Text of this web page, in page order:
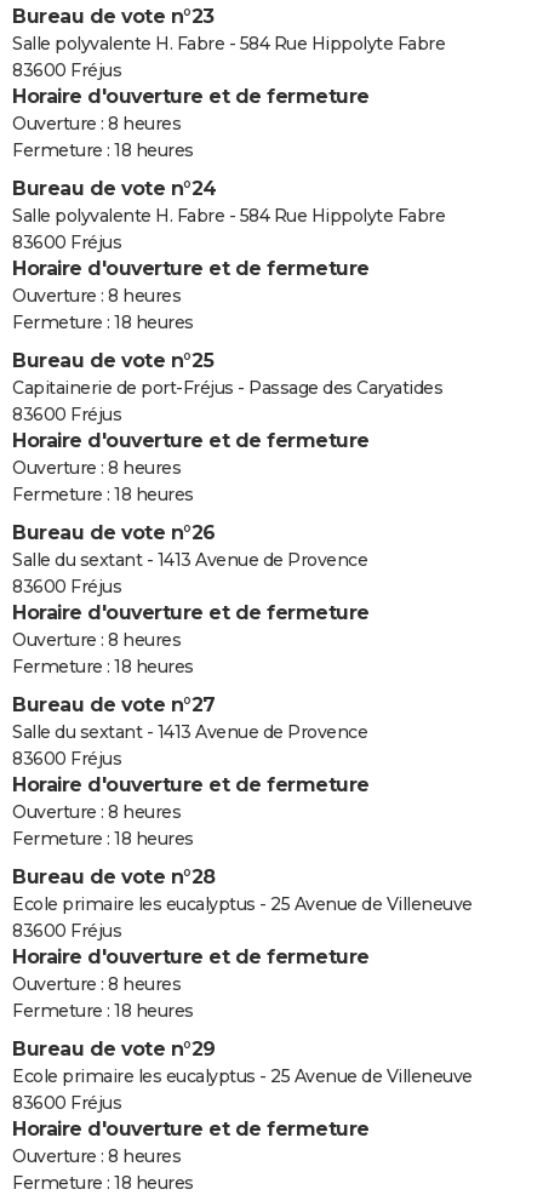
Bureau de vote n°23
Salle polyvalente H. Fabre - 584 Rue Hippolyte Fabre
83600 Fréjus
Horaire d'ouverture et de fermeture
Ouverture : 8 heures
Fermeture : 18 heures
Bureau de vote n°24
Salle polyvalente H. Fabre - 584 Rue Hippolyte Fabre
83600 Fréjus
Horaire d'ouverture et de fermeture
Ouverture : 8 heures
Fermeture : 18 heures
Bureau de vote n°25
Capitainerie de port-Fréjus - Passage des Caryatides
83600 Fréjus
Horaire d'ouverture et de fermeture
Ouverture : 8 heures
Fermeture : 18 heures
Bureau de vote n°26
Salle du sextant - 1413 Avenue de Provence
83600 Fréjus
Horaire d'ouverture et de fermeture
Ouverture : 8 heures
Fermeture : 18 heures
Bureau de vote n°27
Salle du sextant - 1413 Avenue de Provence
83600 Fréjus
Horaire d'ouverture et de fermeture
Ouverture : 8 heures
Fermeture : 18 heures
Bureau de vote n°28
Ecole primaire les eucalyptus - 25 Avenue de Villeneuve
83600 Fréjus
Horaire d'ouverture et de fermeture
Ouverture : 8 heures
Fermeture : 18 heures
Bureau de vote n°29
Ecole primaire les eucalyptus - 25 Avenue de Villeneuve
83600 Fréjus
Horaire d'ouverture et de fermeture
Ouverture : 8 heures
Fermeture : 18 heures